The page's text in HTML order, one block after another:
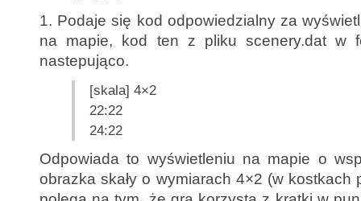
1. Podaje się kod odpowiedzialny za
na mapie, kod ten z pliku scenery.dat w
nastepująco.
[skala] 4×2
22:22
24:22
Odpowiada to wyświetleniu na mapie o
obrazka skały o wymiarach 4×2 (w kostkach